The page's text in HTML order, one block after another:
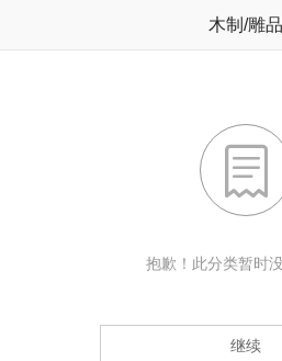
木制/雕品

抱歉！此分类暂时没
继续